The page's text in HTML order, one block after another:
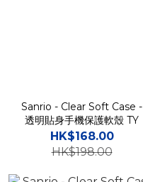
Sanrio - Clear Soft Case -
透明貼身手機保護軟殼 TY
HK$168.00
HK$198.00